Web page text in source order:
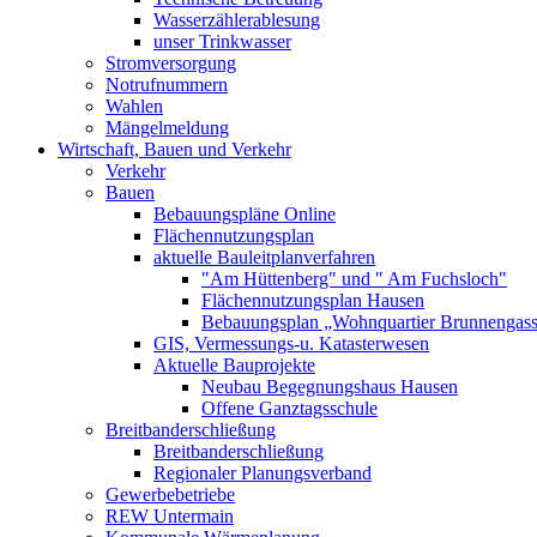
Wasserzählerablesung
unser Trinkwasser
Stromversorgung
Notrufnummern
Wahlen
Mängelmeldung
Wirtschaft, Bauen und Verkehr
Verkehr
Bauen
Bebauungspläne Online
Flächennutzungsplan
aktuelle Bauleitplanverfahren
"Am Hüttenberg" und " Am Fuchsloch"
Flächennutzungsplan Hausen
Bebauungsplan „Wohnquartier
GIS, Vermessungs-u. Katasterwesen
Aktuelle Bauprojekte
Neubau Begegnungshaus Hausen
Offene Ganztagsschule
Breitbanderschließung
Breitbanderschließung
Regionaler Planungsverband
Gewerbebetriebe
REW Untermain